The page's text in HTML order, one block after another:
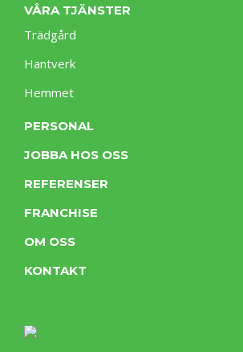
VÅRA TJÄNSTER
Trädgård
Hantverk
Hemmet
PERSONAL
JOBBA HOS OSS
REFERENSER
FRANCHISE
OM OSS
KONTAKT